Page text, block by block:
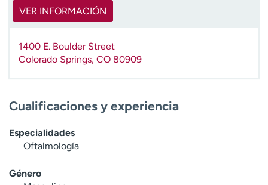
o
VER INFORMACIÓN
1400 E. Boulder Street
Colorado Springs, CO 80909
Cualificaciones y experiencia
Especialidades
Oftalmología
Género